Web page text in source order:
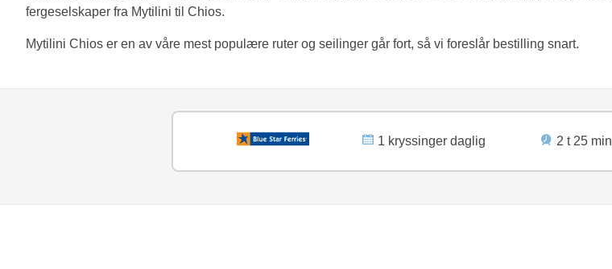
fergeselskaper fra Mytilini til Chios.
Mytilini Chios er en av våre mest populære ruter og seilinger går fort, så vi foreslår bestilling snart.
1 kryssinger daglig 2 t 25 min